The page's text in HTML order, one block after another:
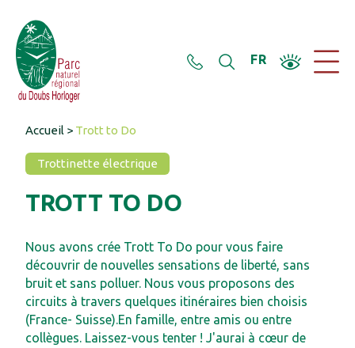
FR
Accueil > Trott to Do
Trottinette électrique
TROTT TO DO
Nous avons crée Trott To Do pour vous faire
découvrir de nouvelles sensations de liberté, sans
bruit et sans polluer. Nous vous proposons des
circuits à travers quelques itinéraires bien choisis
(France- Suisse).En famille, entre amis ou entre
collègues. Laissez-vous tenter ! J'aurai à cœur de